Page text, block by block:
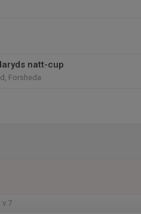
natt-cup
Forsheda
v.7